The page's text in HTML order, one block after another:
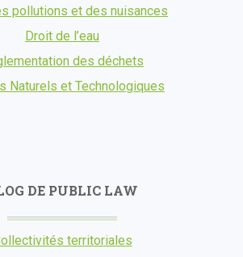
pollutions et des nuisances
Droit de l’eau
des déchets
Naturels et Technologiques
DE PUBLIC LAW
territoriales